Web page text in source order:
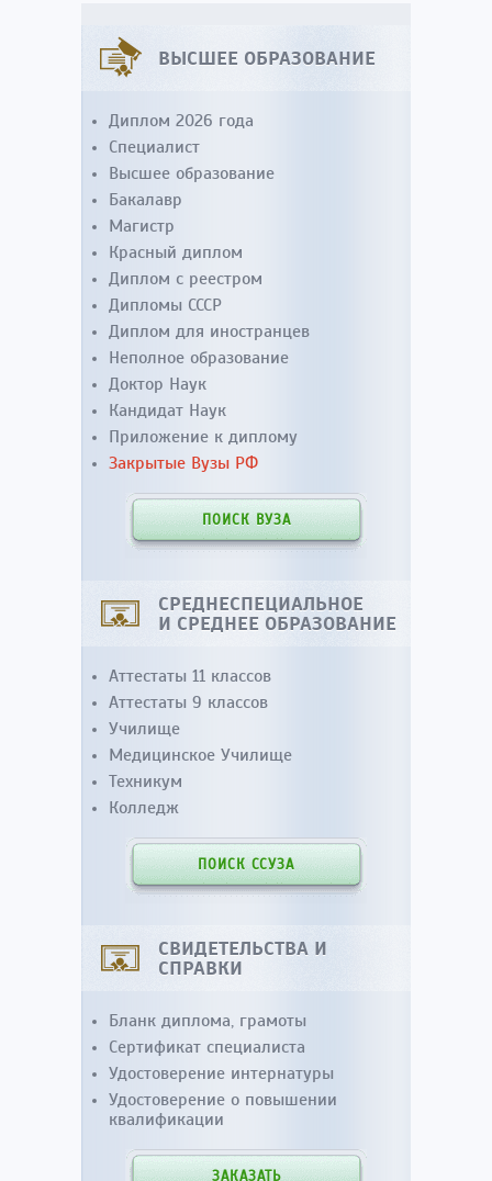
ВЫСШЕЕ ОБРАЗОВАНИЕ
Диплом 2026 года
Специалист
Высшее образование
Бакалавр
Магистр
Красный диплом
Диплом с реестром
Дипломы СССР
Диплом для иностранцев
Неполное образование
Доктор Наук
Кандидат Наук
Приложение к диплому
Закрытые Вузы РФ
ПОИСК ВУЗА
СРЕДНЕСПЕЦИАЛЬНОЕ
И СРЕДНЕЕ ОБРАЗОВАНИЕ
Аттестаты 11 классов
Аттестаты 9 классов
Училище
Медицинское Училище
Техникум
Колледж
ПОИСК ССУЗА
СВИДЕТЕЛЬСТВА И
СПРАВКИ
Бланк диплома, грамоты
Сертификат специалиста
Удостоверение интернатуры
Удостоверение о повышении
квалификации
ЗАКАЗАТЬ